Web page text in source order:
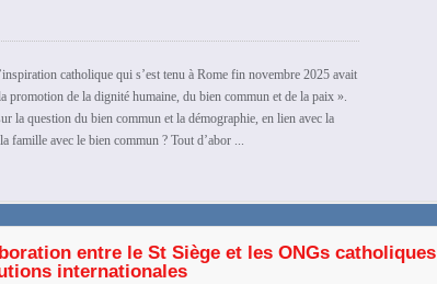
catholique qui s’est tenu à Rome fin novembre 2025 avait
promotion de la dignité humaine, du bien commun et de la paix ».
la question du bien commun et la démographie, en lien avec la
famille avec le bien commun ? Tout d’abor ...
entre le St Siège et les ONGs catholiques
internationales